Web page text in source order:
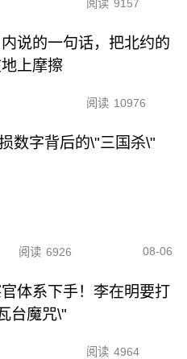
阅读 9157
说的一句话，把北约的
上摩擦
阅读 10976
数字背后的\"三国杀\"
阅读 6926 08-06
体系下手！李在明要打
台魔咒\"
阅读 4964